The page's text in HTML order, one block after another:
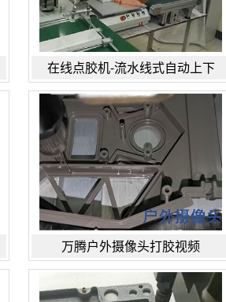
在线点胶机-流水线式自动上下
万腾户外摄像头打胶视频